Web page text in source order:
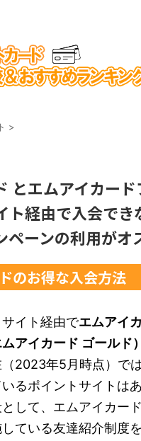
>
とエムアイカード
ト経由で入会でき
ペーンの利用がオ
のお得な入会方法
イト経由でエムアイ
アイカード ゴールド）
2023年5月時点）で
るポイントサイトは
して、エムアイカー
ている友達紹介制度